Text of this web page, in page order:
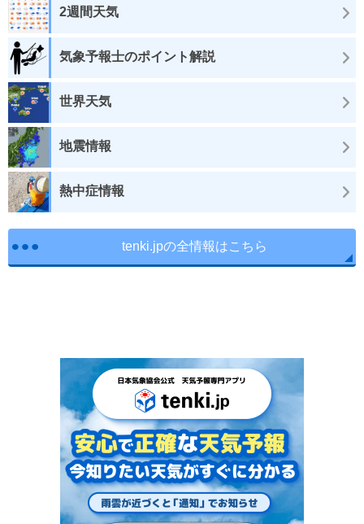
2週間天気
気象予報士のポイント解説
世界天気
地震情報
熱中症情報
tenki.jpの全情報はこちら